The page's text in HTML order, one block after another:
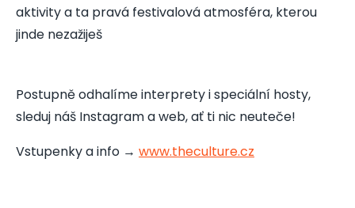
aktivity a ta pravá festivalová atmosféra, kterou
jinde nezažiješ
Postupně odhalíme interprety i speciální hosty,
sleduj náš Instagram a web, ať ti nic neuteče!
Vstupenky a info → www.theculture.cz